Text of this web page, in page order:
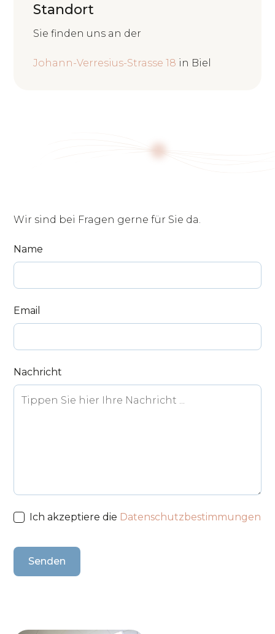
Standort
Sie finden uns an der
Johann-Verresius-Strasse 18 in Biel
Wir sind bei Fragen gerne für Sie da.
Name
Email
Nachricht
Ich akzeptiere die Datenschutzbestimmungen